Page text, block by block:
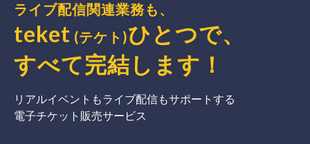
ライブ配信関連業務も、
teket (テケト)ひとつで、
すべて完結 します ！
リアルイベントもライブ配信もサポートする
電子チケット販売サービス